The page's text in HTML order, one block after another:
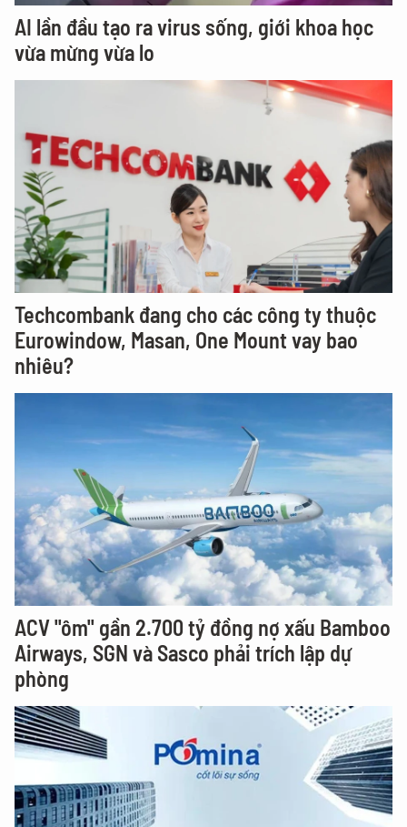
AI lần đầu tạo ra virus sống, giới khoa học
vừa mừng vừa lo
Techcombank đang cho các công ty thuộc
Eurowindow, Masan, One Mount vay bao
nhiêu?
ACV "ôm" gần 2.700 tỷ đồng nợ xấu Bamboo
Airways, SGN và Sasco phải trích lập dự
phòng